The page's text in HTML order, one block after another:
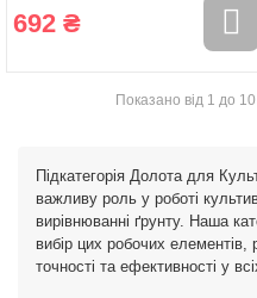
692 ₴
Показано від 1 до
Підкатегорія Долота для
важливу роль у роботі
вирівнюванні ґрунту. Наша
вибір цих робочих
точності та ефективності у